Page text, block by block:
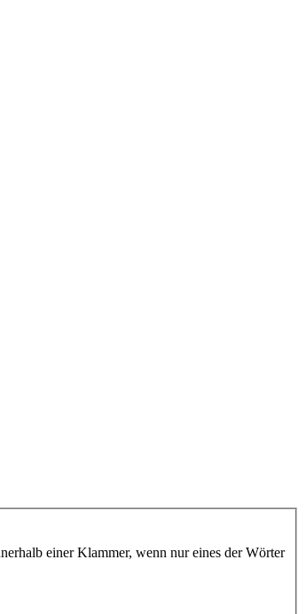
einer Klammer, wenn nur eines der Wörter